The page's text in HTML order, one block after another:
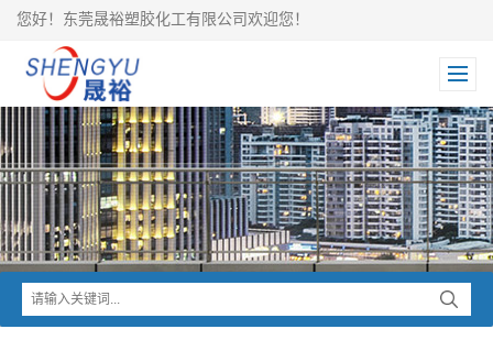
您好！东莞晟裕塑胶化工有限公司欢迎您！